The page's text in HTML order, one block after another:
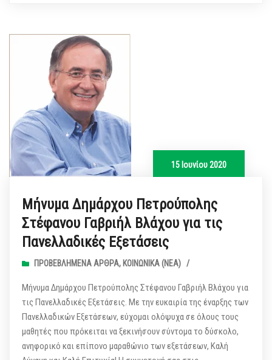
15 Ιουνίου 2020
Μήνυμα Δημάρχου Πετρούπολης
Στέφανου Γαβριήλ Βλάχου για τις
Πανελλαδικές Εξετάσεις
ΠΡΟΒΕΒΛΗΜΈΝΑ ΆΡΘΡΑ, ΚΟΙΝΩΝΙΚΆ (ΝΕΑ) /
Μήνυμα Δημάρχου Πετρούπολης Στέφανου Γαβριήλ Βλάχου για
τις Πανελλαδικές Εξετάσεις. Με την ευκαιρία της έναρξης των
Πανελλαδικών Εξετάσεων, εύχομαι ολόψυχα σε όλους τους
μαθητές που πρόκειται να ξεκινήσουν σύντομα το δύσκολο,
ανηφορικό και επίπονο μαραθώνιο των εξετάσεων, Καλή